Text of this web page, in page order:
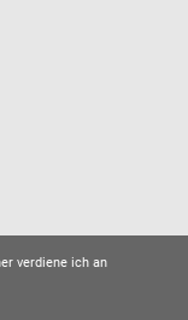
verdiene ich an